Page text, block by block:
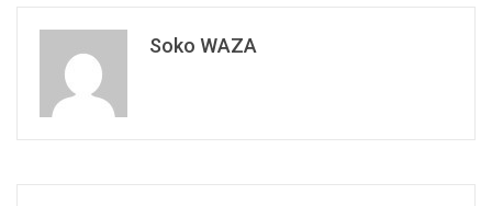
Soko WAZA